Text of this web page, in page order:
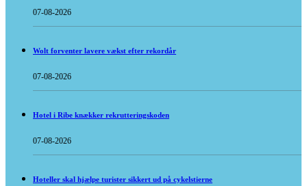
07-08-2026
Wolt forventer lavere vækst efter rekordår
07-08-2026
Hotel i Ribe knækker rekrutteringskoden
07-08-2026
Hoteller skal hjælpe turister sikkert ud på cykelstierne